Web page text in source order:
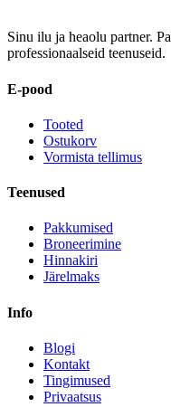
Sinu ilu ja heaolu partner.
professionaalseid teenuseid.
E-pood
Tooted
Ostukorv
Vormista tellimus
Teenused
Pakkumised
Broneerimine
Hinnakiri
Järelmaks
Info
Blogi
Kontakt
Tingimused
Privaatsus